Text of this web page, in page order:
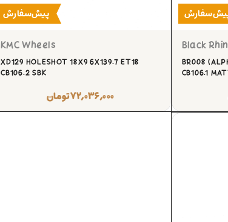
Black
BR008
CB106.1
پیش‌سفارش
KMC Wheels
XD129 HOLESHOT 18X9 6X139.7 ET18
CB106.2 SBK
۷۲,۰۳۶,۰۰۰تومان